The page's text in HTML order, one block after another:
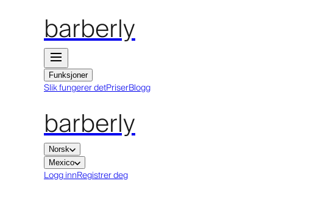
barberly
Funksjoner
Slik fungerer detPriserBlogg
barberly
Norsk
Mexico
Logg innRegistrer deg